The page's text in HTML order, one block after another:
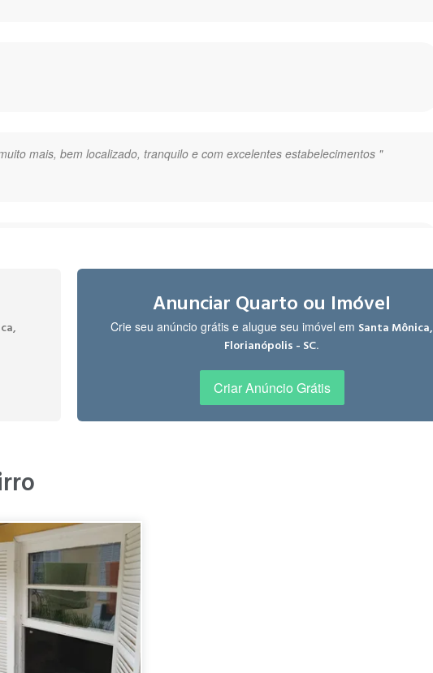
mais, bem localizado, tranquilo e com excelentes estabelecimentos "
Anunciar Quarto ou Imóvel
Crie seu anúncio grátis e alugue seu imóvel em Santa Mônica,
Florianópolis - SC.
Criar Anúncio Grátis